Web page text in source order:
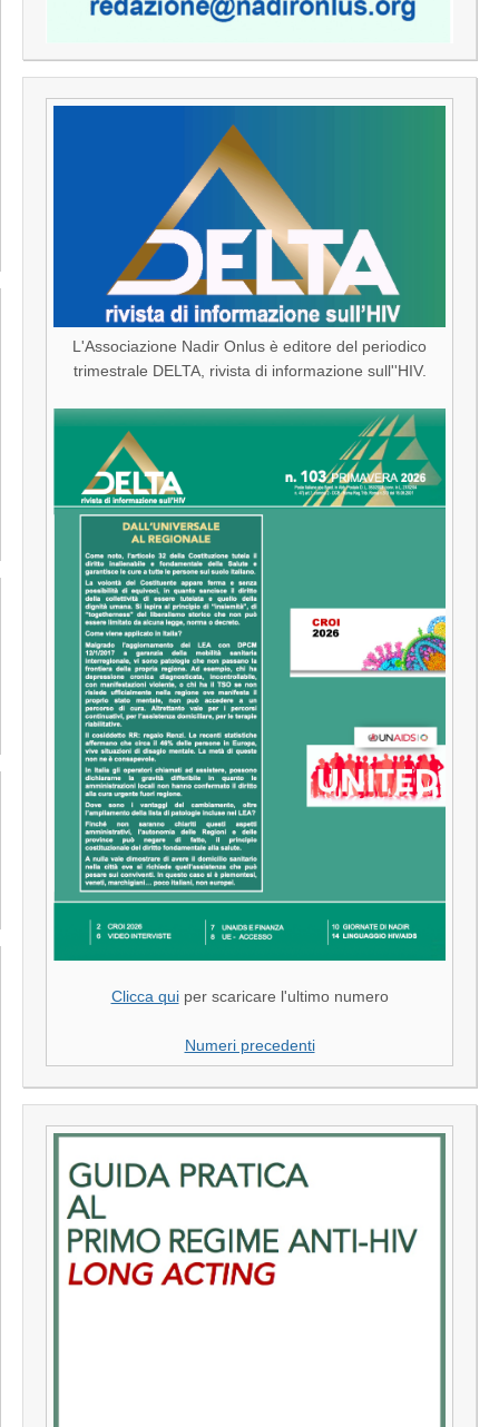
L'Associazione Nadir Onlus è editore del periodico
trimestrale DELTA, rivista di informazione sull''HIV.
Clicca quiper scaricare l'ultimo numero
Numeri precedenti